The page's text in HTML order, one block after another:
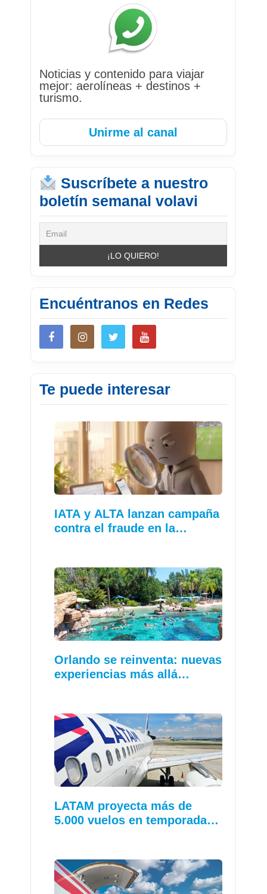
Noticias y contenido para viajar
mejor: aerolíneas + destinos +
turismo.
Unirme al canal
Suscríbete a nuestro
boletín semanal volavi
Encuéntranos en Redes
Te puede interesar
IATA y ALTA lanzan campaña
contra el fraude en la…
Orlando se reinventa: nuevas
experiencias más allá…
LATAM proyecta más de
5.000 vuelos en temporada…